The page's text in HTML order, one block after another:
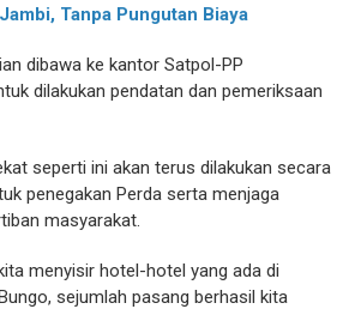
Tanpa Pungutan Biaya
dibawa ke kantor Satpol-PP
dilakukan pendatan dan pemeriksaan
seperti ini akan terus dilakukan secara
penegakan Perda serta menjaga
masyarakat.
menyisir hotel-hotel yang ada di
sejumlah pasang berhasil kita